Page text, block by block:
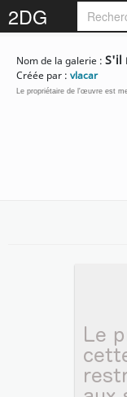
2DG
Nom de la galerie : S'il
Créée par : vlacar
Le propriétaire de l'œuvre est